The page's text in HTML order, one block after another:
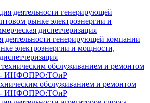
деятельности генерирующей компании
электроэнергии и мощности,
обслуживанием и ремонтом
- ИНФОПРО:ТОиР